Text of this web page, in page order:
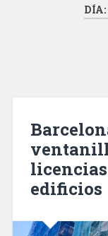
DÍA:
edificios